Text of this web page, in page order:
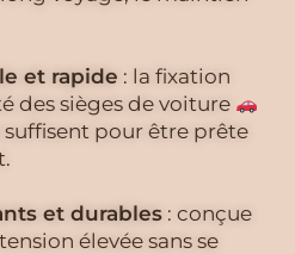
et rapide : la fixation
des sièges de voiture
suffisent pour être prête
et durables : conçue
élevée sans se